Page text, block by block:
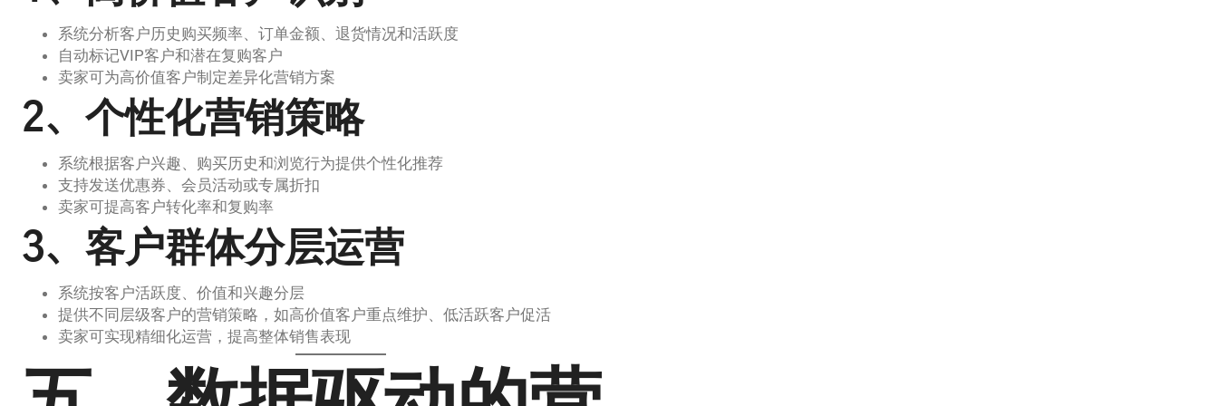
系统分析客户历史购买频率、订单金额、退货情况和活跃度
自动标记VIP客户和潜在复购客户
卖家可为高价值客户制定差异化营销方案
2、个性化营销策略
系统根据客户兴趣、购买历史和浏览行为提供个性化推荐
支持发送优惠券、会员活动或专属折扣
卖家可提高客户转化率和复购率
3、客户群体分层运营
系统按客户活跃度、价值和兴趣分层
提供不同层级客户的营销策略，如高价值客户重点维护、低活跃客户促活
卖家可实现精细化运营，提高整体销售表现